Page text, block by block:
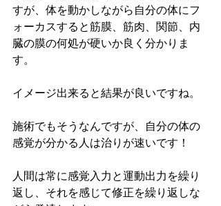
すが、体を動かしながら自分の体にフ
ォーカスすると筋膜、筋肉、関節、内
臓の膜の何処が硬いか良く分かりま
す。
イメージ出来ると結果が良いですね。
施術でもそうなんですが、自分の体の
感覚が分かる人は治りが速いです！
人間は常に感覚入力と運動出力を繰り
返し、それを感じて修正を繰り返しな